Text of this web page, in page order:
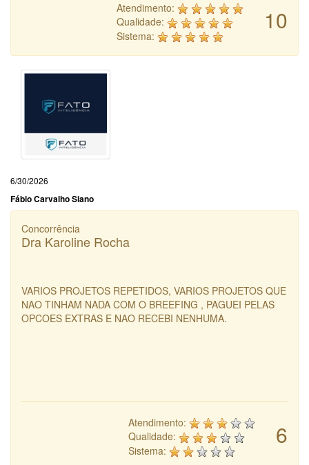
10
Atendimento:
Qualidade:
Sistema:
6/30/2026
Fábio Carvalho Siano
Concorrência
Dra Karoline Rocha
VARIOS PROJETOS REPETIDOS, VARIOS PROJETOS QUE
NAO TINHAM NADA COM O BREEFING , PAGUEI PELAS
OPCOES EXTRAS E NAO RECEBI NENHUMA.
6
Atendimento:
Qualidade:
Sistema: